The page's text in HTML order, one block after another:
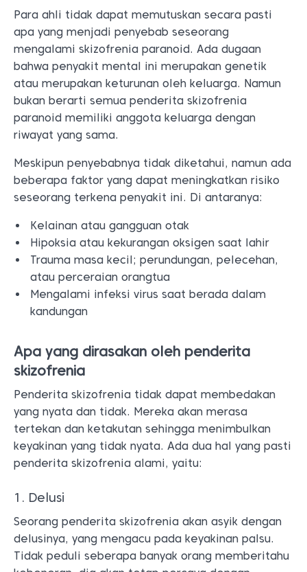
Para ahli tidak dapat memutuskan secara pasti
apa yang menjadi penyebab seseorang
mengalami skizofrenia paranoid. Ada dugaan
bahwa penyakit mental ini merupakan genetik
atau merupakan keturunan oleh keluarga. Namun
bukan berarti semua penderita skizofrenia
paranoid memiliki anggota keluarga dengan
riwayat yang sama.
Meskipun penyebabnya tidak diketahui, namun ada
beberapa faktor yang dapat meningkatkan risiko
seseorang terkena penyakit ini. Di antaranya:
Kelainan atau gangguan otak
Hipoksia atau kekurangan oksigen saat lahir
Trauma masa kecil; perundungan, pelecehan,
atau perceraian orangtua
Mengalami infeksi virus saat berada dalam
kandungan
Apa yang dirasakan oleh penderita
skizofrenia
Penderita skizofrenia tidak dapat membedakan
yang nyata dan tidak. Mereka akan merasa
tertekan dan ketakutan sehingga menimbulkan
keyakinan yang tidak nyata. Ada dua hal yang pasti
penderita skizofrenia alami, yaitu:
1. Delusi
Seorang penderita skizofrenia akan asyik dengan
delusinya, yang mengacu pada keyakinan palsu.
Tidak peduli seberapa banyak orang memberitahu